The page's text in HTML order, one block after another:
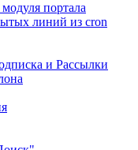
портала
линий из cron
и Рассылки